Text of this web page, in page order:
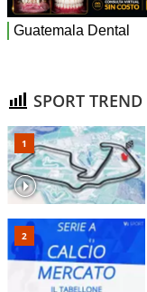
SPORT TREND